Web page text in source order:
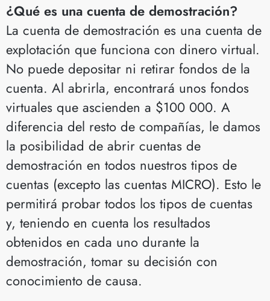
¿Qué es una cuenta de demostración?
La cuenta de demostración es una cuenta de
explotación que funciona con dinero virtual.
No puede depositar ni retirar fondos de la
cuenta. Al abrirla, encontrará unos fondos
virtuales que ascienden a $100 000. A
diferencia del resto de compañías, le damos
la posibilidad de abrir cuentas de
demostración en todos nuestros tipos de
cuentas (excepto las cuentas MICRO). Esto le
permitirá probar todos los tipos de cuentas
y, teniendo en cuenta los resultados
obtenidos en cada uno durante la
demostración, tomar su decisión con
conocimiento de causa.